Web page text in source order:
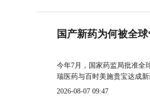
国产新药为何被全球
今年7月，国家药监局批准全
瑞医药与百时美施贵宝达成
2026-08-07 09:47